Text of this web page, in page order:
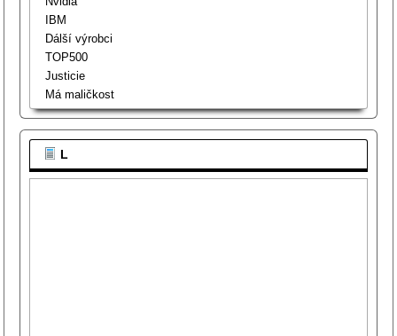
IBM
Dálší výrobci
TOP500
Justicie
Má maličkost
L